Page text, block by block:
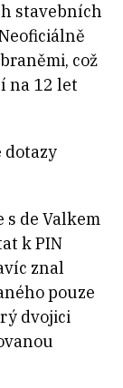
stavebních
což
na 12 let
dotazy
de Valkem
k PIN
znal
pouze
dvojici